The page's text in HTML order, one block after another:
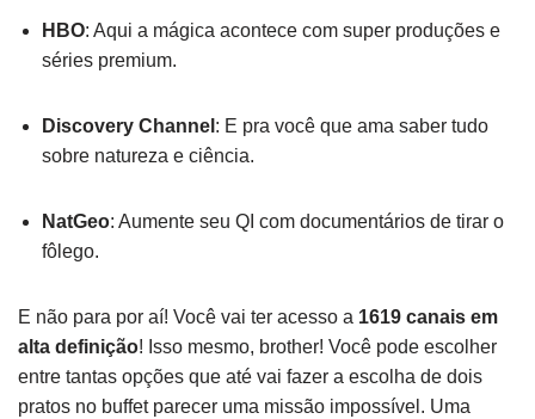
HBO: Aqui a mágica acontece com super produções e
séries premium.
Discovery Channel : E pra você que ama saber tudo
sobre natureza e ciência.
NatGeo: Aumente seu QI com documentários de tirar o
fôlego.
E não para por aí! Você vai ter acesso a 1619 canais em
alta definição! Isso mesmo, brother! Você pode escolher
entre tantas opções que até vai fazer a escolha de dois
pratos no buffet parecer uma missão impossível. Uma